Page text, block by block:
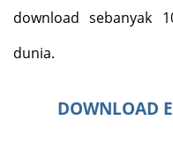
download sebanyak
dunia.
DOWNLOAD